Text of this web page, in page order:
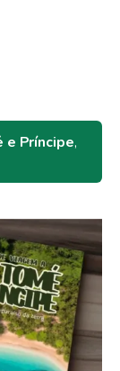
e Príncipe,